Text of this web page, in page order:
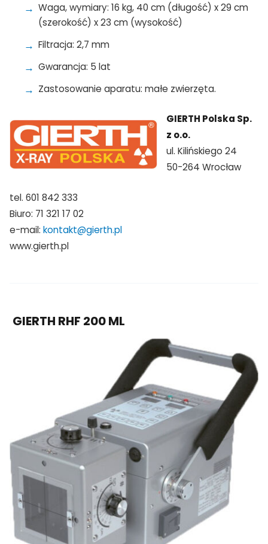
Waga, wymiary: 16 kg, 40 cm (długość) x 29 cm
(szerokość) x 23 cm (wysokość)
Filtracja: 2,7 mm
Gwarancja: 5 lat
Zastosowanie aparatu: małe zwierzęta.
GIERTH Polska Sp.
z o.o.
ul. Kilińskiego 24
50-264 Wrocław
tel. 601 842 333
Biuro: 71 321 17 02
e-mail: kontakt@gierth.pl
www.gierth.pl
GIERTH RHF 200 ML